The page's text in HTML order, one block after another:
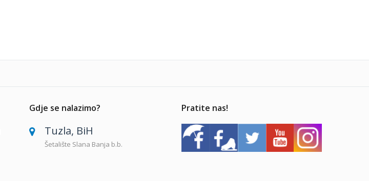
Gdje se nalazimo?
Tuzla, BiH
Šetalište Slana Banja b.b.
Pratite nas!